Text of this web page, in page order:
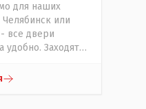
для наших
или
все двери
удобно. Заходят
кондуктор